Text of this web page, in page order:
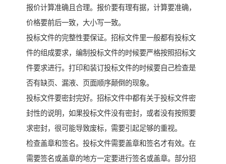
报价计算准确且合理。报价要有理有据，计算要准确，
价格要前后一致，大小写一致。
投标文件的完整性要保证。招标文件里一般都有投标文
件的组成要求，编制投标文件的时候要严格按照招标文
件要求进行。打印和装订投标文件的时候要自己检查是
否有缺页、漏液、页面顺序颠倒的现象。
投标文件要密封完好。招标文件中都有关于投标文件密
封性的说明，如果投标文件没有密封，或者没有按照要
求密封，很可能导致废标，需要引起足够的重视。
检查盖章和签名。投标文件需要盖章和签名才有效。在
需要签名或盖章的地方一定要进行签名或盖章。部分招